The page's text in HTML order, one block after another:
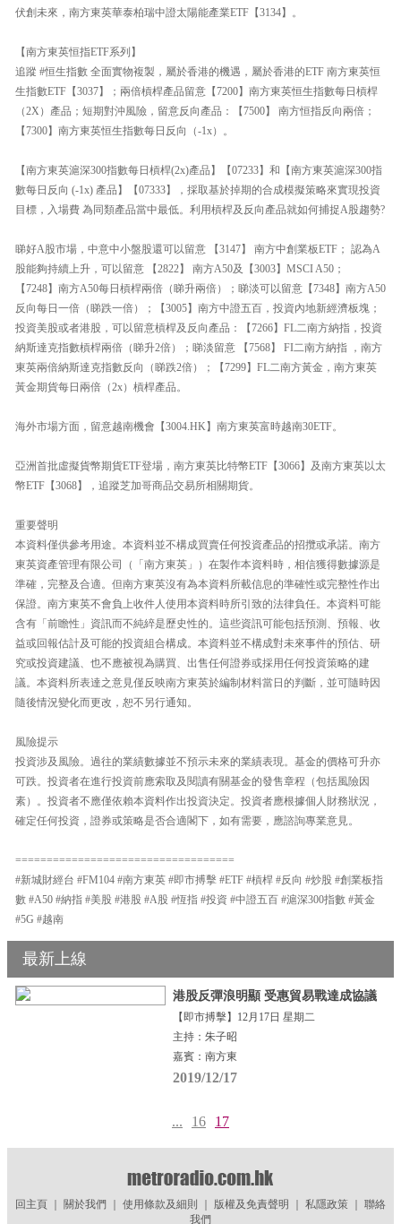
伏創未來，南方東英華泰柏瑞中證太陽能產業ETF【3134】。
【南方東英恒指ETF系列】
追蹤 #恒生指數 全面實物複製，屬於香港的機遇，屬於香港的ETF 南方東英恒
生指數ETF【3037】；兩倍槓桿產品留意【7200】南方東英恒生指數每日槓桿
（2X）產品；短期對沖風險，留意反向產品：【7500】 南方恒指反向兩倍；
【7300】南方東英恒生指數每日反向（-1x）。
【南方東英滬深300指數每日槓桿(2x)產品】【07233】和【南方東英滬深300指
數每日反向 (-1x) 產品】【07333】，採取基於掉期的合成模擬策略來實現投資
目標，入場費 為同類產品當中最低。利用槓桿及反向產品就如何捕捉A股趨勢?
睇好A股市場，中意中小盤股還可以留意 【3147】 南方中創業板ETF； 認為A
股能夠持續上升，可以留意 【2822】 南方A50及【3003】MSCI A50；
【7248】南方A50每日槓桿兩倍（睇升兩倍）；睇淡可以留意【7348】南方A50
反向每日一倍（睇跌一倍）；【3005】南方中證五百，投資內地新經濟板塊；
投資美股或者港股，可以留意槓桿及反向產品：【7266】FL二南方納指，投資
納斯達克指數槓桿兩倍（睇升2倍）；睇淡留意 【7568】 FI二南方納指 ，南方
東英兩倍納斯達克指數反向（睇跌2倍）；【7299】FL二南方黃金，南方東英
黃金期貨每日兩倍（2x）槓桿產品。
海外市場方面，留意越南機會【3004.HK】南方東英富時越南30ETF。
亞洲首批虛擬貨幣期貨ETF登場，南方東英比特幣ETF【3066】及南方東英以太
幣ETF【3068】，追蹤芝加哥商品交易所相關期貨。
重要聲明
本資料僅供參考用途。本資料並不構成買賣任何投資產品的招攬或承諾。南方
東英資產管理有限公司（「南方東英」）在製作本資料時，相信獲得數據源是
準確，完整及合適。但南方東英沒有為本資料所載信息的準確性或完整性作出
保證。南方東英不會負上收件人使用本資料時所引致的法律負任。本資料可能
含有「前瞻性」資訊而不純綷是歷史性的。這些資訊可能包括預測、預報、收
益或回報估計及可能的投資組合構成。本資料並不構成對未來事件的預估、研
究或投資建議、也不應被視為購買、出售任何證券或採用任何投資策略的建
議。本資料所表達之意見僅反映南方東英於編制材料當日的判斷，並可隨時因
隨後情況變化而更改，恕不另行通知。
風險提示
投資涉及風險。過往的業績數據並不預示未來的業績表現。基金的價格可升亦
可跌。投資者在進行投資前應索取及閱讀有關基金的發售章程（包括風險因
素）。投資者不應僅依賴本資料作出投資決定。投資者應根據個人財務狀況，
確定任何投資，證券或策略是否合適閣下，如有需要，應諮詢專業意見。
===================================
#新城財經台 #FM104 #南方東英 #即市搏擊 #ETF #槓桿 #反向 #炒股 #創業板指
數 #A50 #納指 #美股 #港股 #A股 #恆指 #投資 #中證五百 #滬深300指數 #黃金
#5G #越南
最新上線
港股反彈浪明顯 受惠貿易戰達成協議
【即市搏擊】12月17日 星期二
主持：朱子昭
嘉賓：南方東
2019/12/17
... 16 17
回主頁｜ 關於我們｜ 使用條款及細則 ｜ 版權及免責聲明 ｜ 私隱政策｜ 聯絡
我們